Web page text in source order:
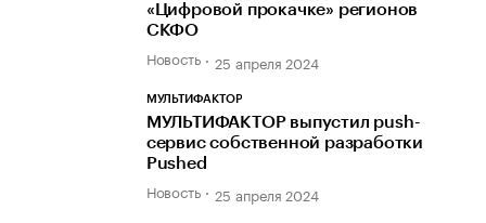
«Цифровой прокачке» регионов
СКФО
Новость 25 апреля 2024
МУЛЬТИФАКТОР
МУЛЬТИФАКТОР выпустил push-
сервис собственной разработки
Pushed
Новость 25 апреля 2024